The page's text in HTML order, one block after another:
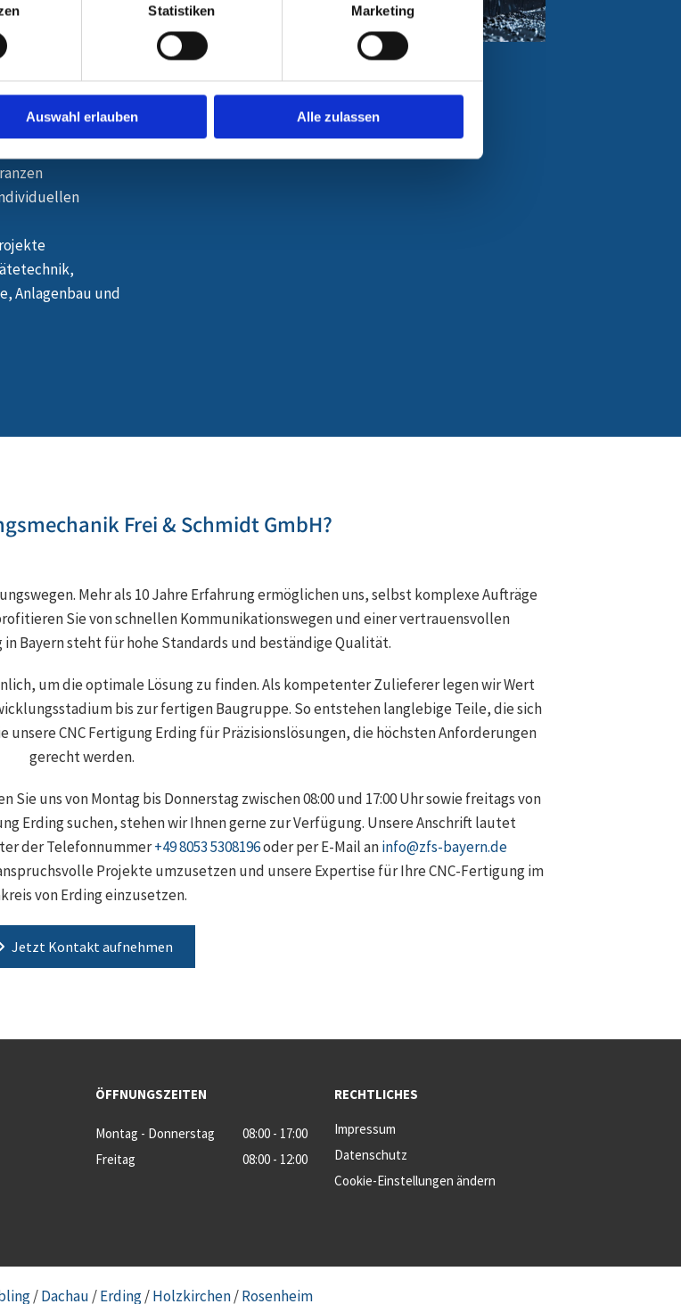
Statistiken Marketing
Auswahl erlauben Alle zulassen
höchste
und
wir präzise
rund um unsere
perfekt
Anlagenbau und
Frei & Schmidt GmbH?
Mehr als 10 Jahre Erfahrung ermöglichen uns, selbst komplexe Aufträge
Sie von schnellen Kommunikationswegen und einer vertrauensvollen
Bayern steht für hohe Standards und beständige Qualität.
um die optimale Lösung zu finden. Als kompetenter Zulieferer legen wir Wert
bis zur fertigen Baugruppe. So entstehen langlebige Teile, die sich
CNC Fertigung Erding für Präzisionslösungen, die höchsten Anforderungen
gerecht werden.
uns von Montag bis Donnerstag zwischen 08:00 und 17:00 Uhr sowie freitags von
Erding suchen, stehen wir Ihnen gerne zur Verfügung. Unsere Anschrift lautet
der Telefonnummer+49 8053 5308196oder per E-Mail aninfo@zfs-bayern.de
Projekte umzusetzen und unsere Expertise für Ihre CNC-Fertigung im
von Erding einzusetzen.
Jetzt Kontakt aufnehmen
ÖFFNUNGSZEITEN
Montag - Donnerstag
08:00 - 17:00
Freitag
08:00 - 12:00
RECHTLICHES
Impressum
Datenschutz
Cookie-Einstellungen ändern
/Dachau /Erding/Holzkirchen/Rosenheim